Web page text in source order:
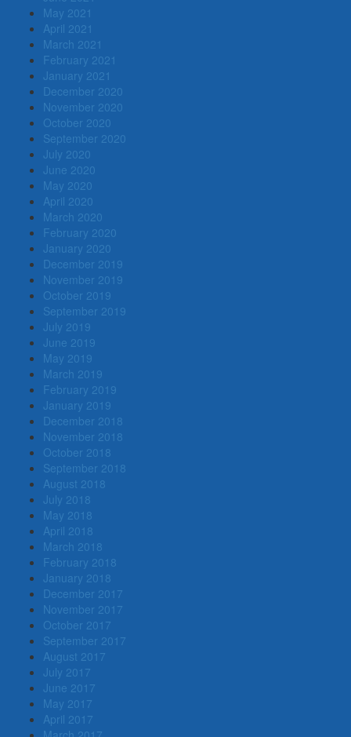
May 2021
April 2021
March 2021
February 2021
January 2021
December 2020
November 2020
October 2020
September 2020
July 2020
June 2020
May 2020
April 2020
March 2020
February 2020
January 2020
December 2019
November 2019
October 2019
September 2019
July 2019
June 2019
May 2019
March 2019
February 2019
January 2019
December 2018
November 2018
October 2018
September 2018
August 2018
July 2018
May 2018
April 2018
March 2018
February 2018
January 2018
December 2017
November 2017
October 2017
September 2017
August 2017
July 2017
June 2017
May 2017
April 2017